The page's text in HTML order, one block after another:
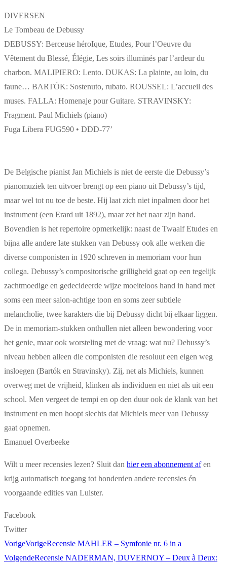
DIVERSEN
Le Tombeau de Debussy
DEBUSSY: Berceuse héroIque, Etudes, Pour l’Oeuvre du
Vêtement du Blessé, Élégie, Les soirs illuminés par l’ardeur du
charbon. MALIPIERO: Lento. DUKAS: La plainte, au loin, du
faune… BARTÓK: Sostenuto, rubato. ROUSSEL: L’accueil des
muses. FALLA: Homenaje pour Guitare. STRAVINSKY:
Fragment. Paul Michiels (piano)
Fuga Libera FUG590 • DDD-77’
De Belgische pianist Jan Michiels is niet de eerste die Debussy’s
pianomuziek ten uitvoer brengt op een piano uit Debussy’s tijd,
maar wel tot nu toe de beste. Hij laat zich niet inpalmen door het
instrument (een Erard uit 1892), maar zet het naar zijn hand.
Bovendien is het repertoire opmerkelijk: naast de Twaalf Etudes en
bijna alle andere late stukken van Debussy ook alle werken die
diverse componisten in 1920 schreven in memoriam voor hun
collega. Debussy’s compositorische grilligheid gaat op een tegelijk
zachtmoedige en gedecideerde wijze moeiteloos hand in hand met
soms een meer salon-achtige toon en soms zeer subtiele
melancholie, twee karakters die bij Debussy dicht bij elkaar liggen.
De in memoriam-stukken onthullen niet alleen bewondering voor
het genie, maar ook worsteling met de vraag: wat nu? Debussy’s
niveau hebben alleen die componisten die resoluut een eigen weg
insloegen (Bartók en Stravinsky). Zij, net als Michiels, kunnen
overweg met de vrijheid, klinken als individuen en niet als uit een
school. Men vergeet de tempi en op den duur ook de klank van het
instrument en men hoopt slechts dat Michiels meer van Debussy
gaat opnemen.
Emanuel Overbeeke
Wilt u meer recensies lezen? Sluit dan hier een abonnement afen
krijg automatisch toegang tot honderden andere recensies én
voorgaande edities van Luister.
Facebook
Twitter
VorigeVorigeRecensie MAHLER – Symfonie nr. 6 in a
VolgendeRecensie NADERMAN, DUVERNOY – Deux à Deux: